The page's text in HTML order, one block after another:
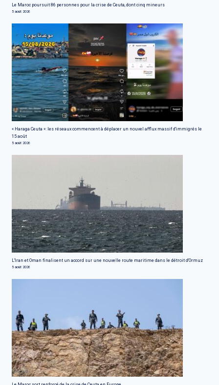
Le Maroc poursuit 86 personnes pour la crise de Ceuta, dont cinq mineurs
5 août 2026
« Haraga Ceuta »: les réseaux commencent à déplacer un nouvel afflux massif d'immigrés le
15 août
5 août 2026
L'Iran et Oman finalisent un accord sur une nouvelle route maritime dans le détroit d'Ormuz
5 août 2026